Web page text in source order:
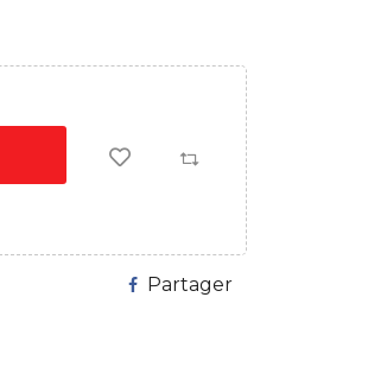
Partager